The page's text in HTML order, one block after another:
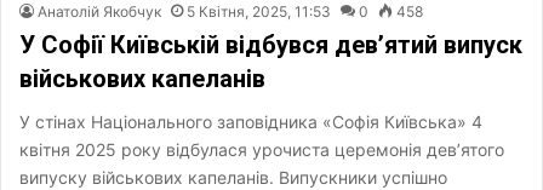
Анатолій Якобчук 5 Квітня, 2025, 11:53 0 458
У Софії Київській відбувся дев’ятий випуск
військових капеланів
У стінах Національного заповідника «Софія Київська» 4
квітня 2025 року відбулася урочиста церемонія дев’ятого
випуску військових капеланів. Випускники успішно